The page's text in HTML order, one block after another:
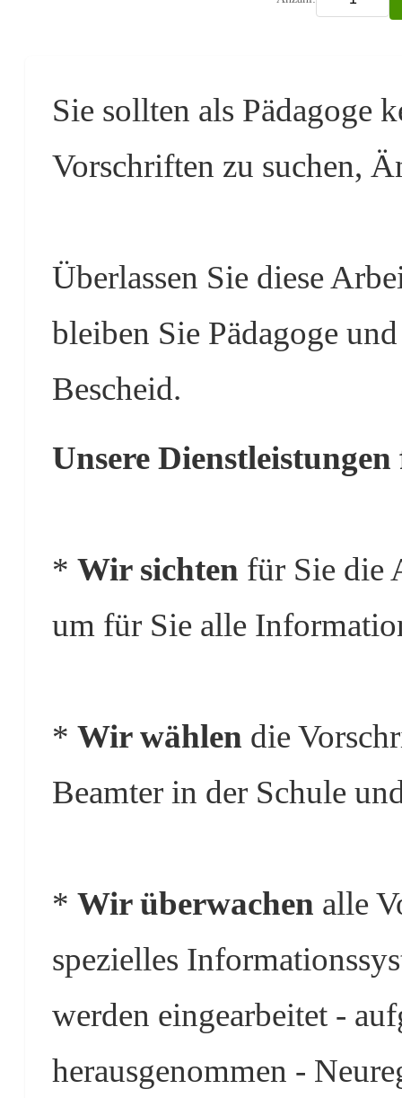
Sie sollten als Pädagoge
Vorschriften zu suchen,
Überlassen Sie diese
bleiben Sie Pädagoge
Bescheid.
Unsere
* Wir sichten für Sie die
um für Sie alle
* Wir wählen die
Beamter in der Schule
* Wir überwachen alle
spezielles
werden eingearbeitet -
herausgenommen -